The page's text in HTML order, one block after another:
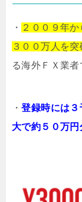
・ ２００９年
３００万人を突
る海外ＦＸ業者
・登録時には
大で約５０万